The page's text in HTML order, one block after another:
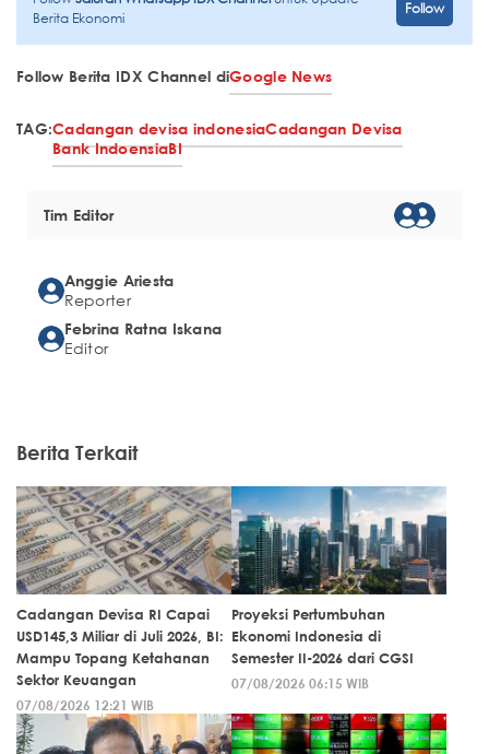
Berita Ekonomi
Follow
Follow Berita IDX Channel diGoogle News
TAG:Cadangan devisa indonesiaCadangan Devisa
Bank IndoensiaBI
Tim Editor
Anggie Ariesta
Reporter
Febrina Ratna Iskana
Editor
Berita Terkait
Cadangan Devisa RI Capai
USD145,3 Miliar di Juli 2026, BI:
Mampu Topang Ketahanan
Sektor Keuangan
07/08/2026 12:21 WIB
Proyeksi Pertumbuhan
Ekonomi Indonesia di
Semester II-2026 dari CGSI
07/08/2026 06:15 WIB